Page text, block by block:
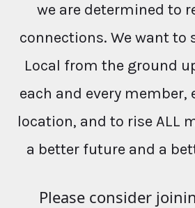
we are determined to
connections. We want to
Local from the ground
each and every member,
location, and to rise ALL
a better future and a
Please consider